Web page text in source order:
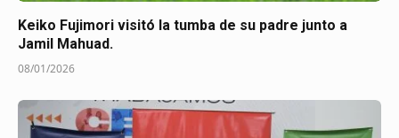
Keiko Fujimori visitó la tumba de su padre junto a
Jamil Mahuad.
08/01/2026